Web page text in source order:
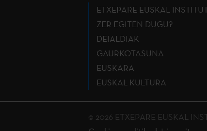
ETXEPARE EUSKAL
ZER EGITEN DUGU?
DEIALDIAK
GAURKOTASUNA
EUSKARA
EUSKAL KULTURA
© 2026 ETXEPARE EUSKAL